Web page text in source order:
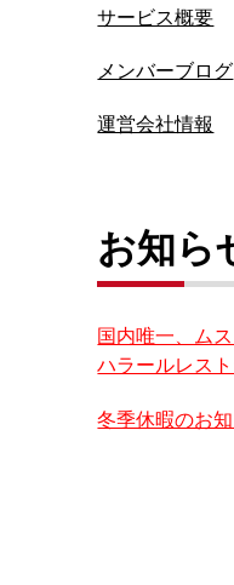
サービス概要
メンバーブログ
運営会社情報
お知ら
国内唯一、ム
ハラールレス
冬季休暇のお